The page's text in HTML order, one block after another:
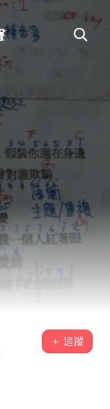
＋ 追蹤